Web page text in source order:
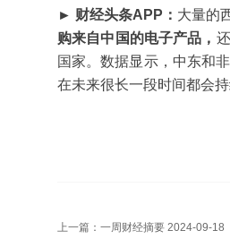
► 财经头条APP： 大量的
购来自中国的电子产品，
国家。数据显示，中东和
在未来很长一段时间都会
上一篇： 一周财经摘要 2024-09-18